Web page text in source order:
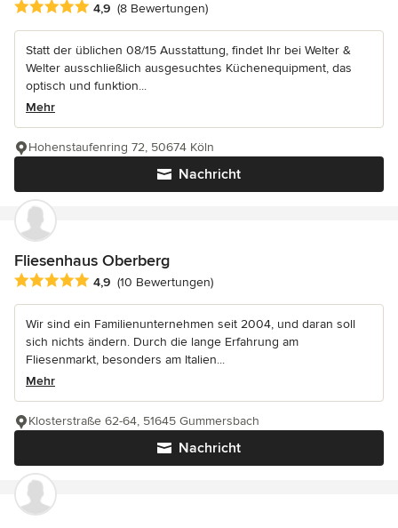
Durchschnittliche Bewertung: 4.9 von 5 Sternen
4,9 (8 Bewertungen)
Statt der üblichen 08/15 Ausstattung, findet Ihr bei Welter &
Welter ausschließlich ausgesuchtes Küchenequipment, das
optisch und funktion...
Mehr
Nachricht
Hohenstaufenring 72, 50674 Köln
Fliesenhaus Oberberg
Durchschnittliche Bewertung: 4.9 von 5 Sternen
4,9 (10 Bewertungen)
Wir sind ein Familienunternehmen seit 2004, und daran soll
sich nichts ändern. Durch die lange Erfahrung am
Fliesenmarkt, besonders am Italien...
Mehr
Nachricht
Klosterstraße 62-64, 51645 Gummersbach